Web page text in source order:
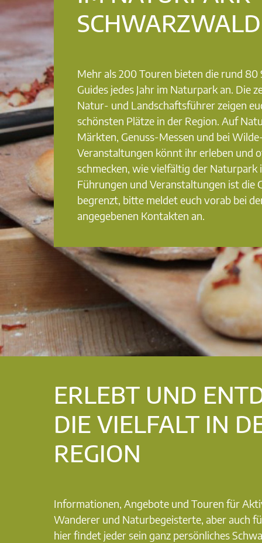
SCHWARZWALD
Mehr als 200 Touren bieten die rund
Guides jedes Jahr im Naturpark an. Die
Natur- und Landschaftsführer zeigen
schönsten Plätze in der Region. Auf
Märkten, Genuss-Messen und bei
Veranstaltungen könnt ihr erleben und
schmecken, wie vielfältig der Naturpark
Führungen und Veranstaltungen ist die
begrenzt, bitte meldet euch vorab bei
angegebenen Kontakten an.
ERLEBT UND
DIE VIELFALT IN
REGION
Informationen, Angebote und Touren für
Wanderer und Naturbegeisterte, aber auch
hier findet jeder sein ganz persönliches